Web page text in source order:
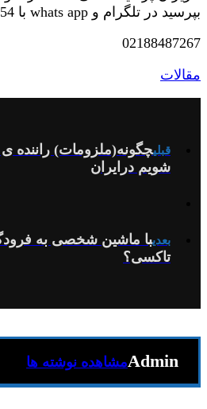
بپرسید در تلگرام و whats app با 09011115254
02188487267
مقالات
قبلیچگونه(ملزومات) راننده
شویم درایران
بعدیبا ماشین شخصی به
تاکسی؟
Adminمشاهده نوشته ها